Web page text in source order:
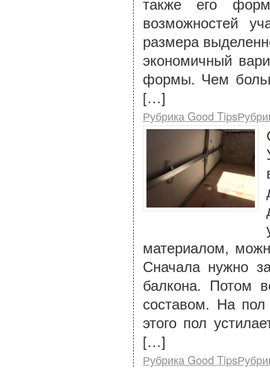
возможностей
размера
экономичный
формы. Чем
[…]
Рубрика Good
материалом,
Сначала нужно
балкона. Потом
составом. На пол
этого пол
[…]
Рубрика Good